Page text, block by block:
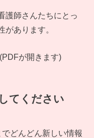
護師さんたちにとっ
があります。
(PDFが開きます)
てください
どんどん新しい情報